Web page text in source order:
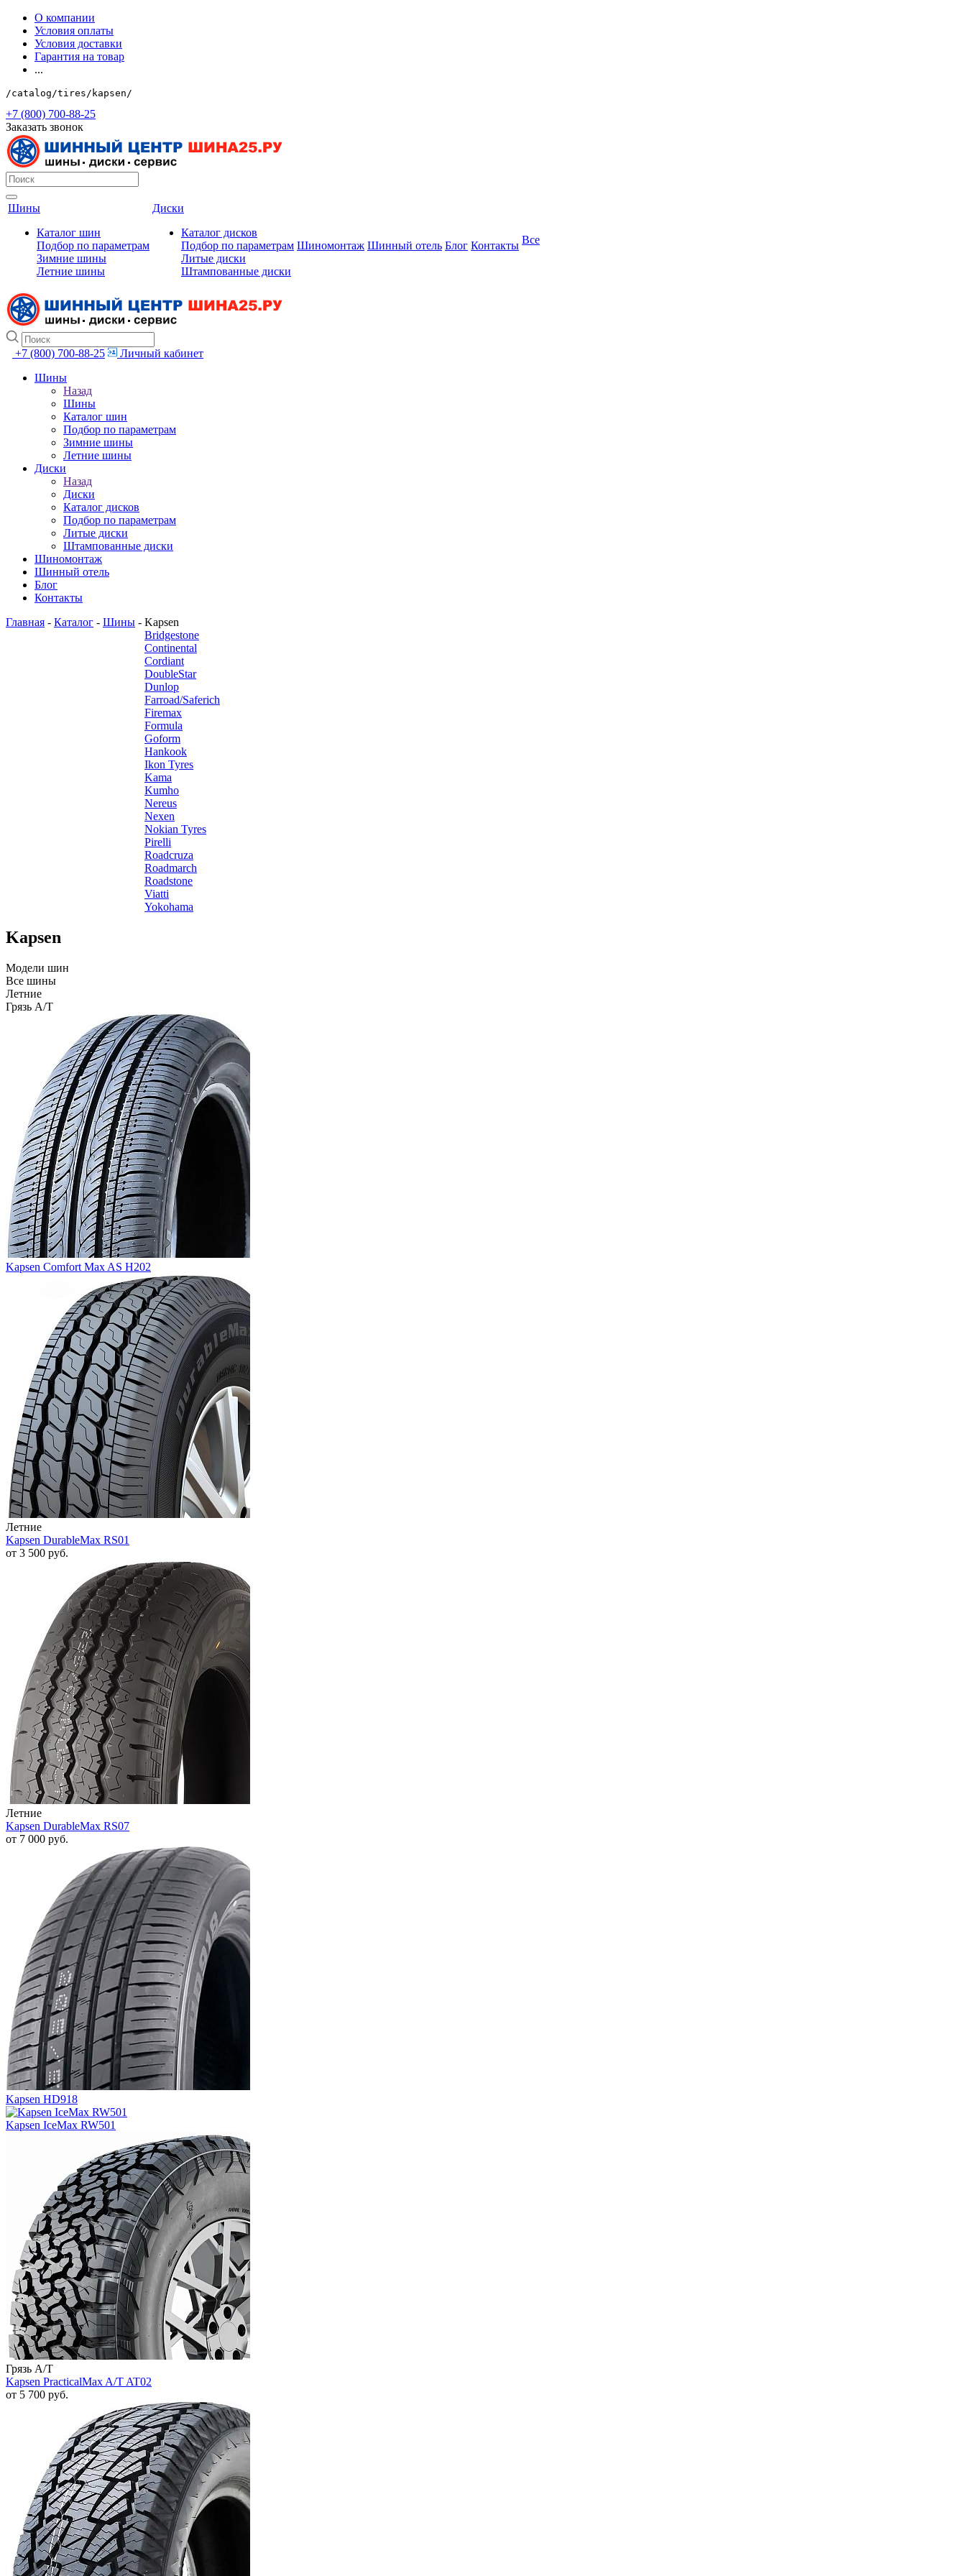
О компании
Условия оплаты
Условия доставки
Гарантия на товар
...
/catalog/tires/kapsen/
+7 (800) 700-88-25
Заказать звонок
Шины
Каталог шин
Подбор по параметрам
Зимние шины
Летние шины
Диски
Каталог дисков
Подбор по параметрам
Литые диски
Штампованные диски
Шиномонтаж Шинный отель Блог Контакты Все
+7 (800) 700-88-25
Личный кабинет
Шины
Назад
Шины
Каталог шин
Подбор по параметрам
Зимние шины
Летние шины
Диски
Назад
Диски
Каталог дисков
Подбор по параметрам
Литые диски
Штампованные диски
Шиномонтаж
Шинный отель
Блог
Контакты
Главная - Каталог - Шины - Kapsen
Bridgestone
Continental
Cordiant
DoubleStar
Dunlop
Farroad/Saferich
Firemax
Formula
Goform
Hankook
Ikon Tyres
Kama
Kumho
Nereus
Nexen
Nokian Tyres
Pirelli
Roadcruza
Roadmarch
Roadstone
Viatti
Yokohama
Kapsen
Модели шин
Все шины
Летние
Грязь A/T
Kapsen Comfort Max AS H202
Летние
Kapsen DurableMax RS01
от 3 500 руб.
Летние
Kapsen DurableMax RS07
от 7 000 руб.
Kapsen HD918
Kapsen IceMax RW501
Грязь A/T
Kapsen PracticalMax A/T AT02
от 5 700 руб.